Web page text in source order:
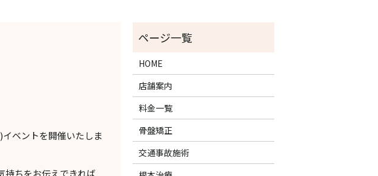
ベントを開催いたしま
持ちをお伝えできれば
HOME
店舗案内
料金一覧
骨盤矯正
交通事故施術